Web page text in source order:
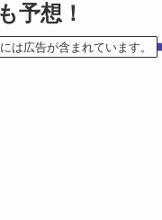
予想！
は広告が含まれています。